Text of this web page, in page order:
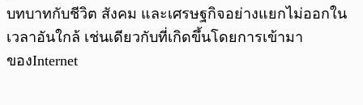
บทบาทกับชีวิต สังคม และเศรษฐกิจอย่างแยกไม่ออกใน
เวลาอันใกล้ เช่นเดียวกับที่เกิดขึ้นโดยการเข้ามา
ของInternet